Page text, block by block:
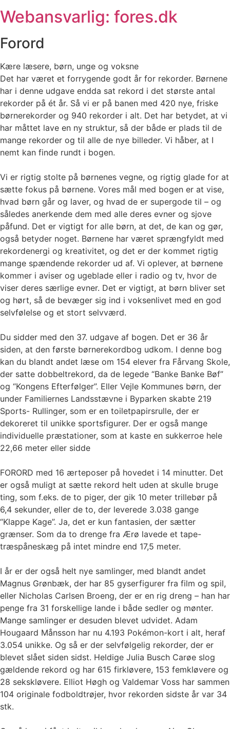
Webansvarlig: fores.dk
Forord
Kære læsere, børn, unge og voksne
Det har været et forrygende godt år for rekorder. Børnene
har i denne udgave endda sat rekord i det største antal
rekorder på ét år. Så vi er på banen med 420 nye, friske
børnerekorder og 940 rekorder i alt. Det har betydet, at vi
har måttet lave en ny struktur, så der både er plads til de
mange rekorder og til alle de nye billeder. Vi håber, at I
nemt kan finde rundt i bogen.
Vi er rigtig stolte på børnenes vegne, og rigtig glade for at
sætte fokus på børnene. Vores mål med bogen er at vise,
hvad børn går og laver, og hvad de er supergode til – og
således anerkende dem med alle deres evner og sjove
påfund. Det er vigtigt for alle børn, at det, de kan og gør,
også betyder noget. Børnene har været sprængfyldt med
rekordenergi og kreativitet, og det er der kommet rigtig
mange spændende rekorder ud af. Vi oplever, at børnene
kommer i aviser og ugeblade eller i radio og tv, hvor de
viser deres særlige evner. Det er vigtigt, at børn bliver set
og hørt, så de bevæger sig ind i voksenlivet med en god
selvfølelse og et stort selvværd.
Du sidder med den 37. udgave af bogen. Det er 36 år
siden, at den første børnerekordbog udkom. I denne bog
kan du blandt andet læse om 154 elever fra Fårvang Skole,
der satte dobbeltrekord, da de legede “Banke Banke Bøf”
og “Kongens Efterfølger”. Eller Vejle Kommunes børn, der
under Familiernes Landsstævne i Byparken skabte 219
Sports- Rullinger, som er en toiletpapirsrulle, der er
dekoreret til unikke sportsfigurer. Der er også mange
individuelle præstationer, som at kaste en sukkerroe hele
22,66 meter eller sidde
FORORD med 16 ærteposer på hovedet i 14 minutter. Det
er også muligt at sætte rekord helt uden at skulle bruge
ting, som f.eks. de to piger, der gik 10 meter trillebør på
6,4 sekunder, eller de to, der leverede 3.038 gange
“Klappe Kage”. Ja, det er kun fantasien, der sætter
grænser. Som da to drenge fra Ærø lavede et tape-
træspåneskæg på intet mindre end 17,5 meter.
I år er der også helt nye samlinger, med blandt andet
Magnus Grønbæk, der har 85 gyserfigurer fra film og spil,
eller Nicholas Carlsen Broeng, der er en rig dreng – han har
penge fra 31 forskellige lande i både sedler og mønter.
Mange samlinger er desuden blevet udvidet. Adam
Hougaard Månsson har nu 4.193 Pokémon-kort i alt, heraf
3.054 unikke. Og så er der selvfølgelig rekorder, der er
blevet slået siden sidst. Heldige Julia Busch Carøe slog
gældende rekord og har 615 firkløvere, 153 femkløvere og
28 sekskløvere. Elliot Høgh og Valdemar Voss har sammen
104 originale fodboldtrøjer, hvor rekorden sidste år var 34
stk.